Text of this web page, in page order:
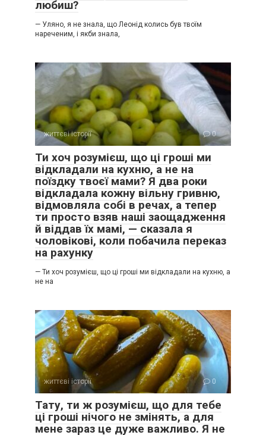
любиш?
— Уляно, я не знала, що Леонід колись був твоїм
нареченим, і якби знала,
життєві історії 0
Ти хоч розумієш, що ці гроші ми
відкладали на кухню, а не на
поїздку твоєї мами? Я два роки
відкладала кожну вільну гривню,
відмовляла собі в речах, а тепер
ти просто взяв наші заощадження
й віддав їх мамі, — сказала я
чоловікові, коли побачила переказ
на рахунку
— Ти хоч розумієш, що ці гроші ми відкладали на кухню, а
не на
життєві історії 0
Тату, ти ж розумієш, що для тебе
ці гроші нічого не змінять, а для
мене зараз це дуже важливо. Я не